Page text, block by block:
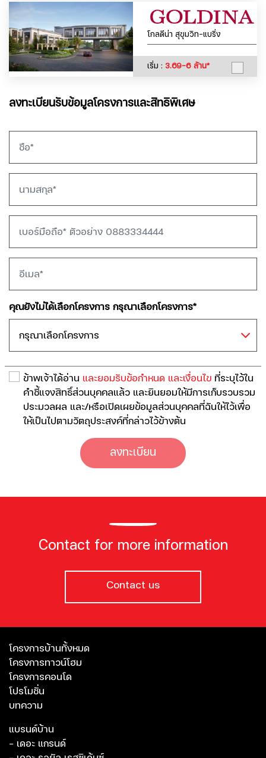
โกลดีน่า สุขุมวิท-แบริ่ง
เริ่ม : 3.69-6 ล้าน*
ลงทะเบียนรับข้อมูลโครงการและสิทธิพิเศษ
คุณยังไม่ได้เลือกโครงการ กรุณาเลือกโครงการ*
กรุณาเลือกโครงการ
ข้าพเจ้าได้อ่าน และยอมรับข้อกำหนด และเงื่อนไข ที่ระบุไว้ใน
คำชี้แจงสิทธิ์ส่วนบุคคลแล้ว และยินยอมให้มีการเก็บรวบรวม
ประมวลผล และ/หรือเปิดเผยข้อมูลส่วนบุคคลที่ฉันให้ไว้เพื่อ
ให้เป็นไปตามวัตถุประสงค์ที่กล่าวไว้ข้างต้น
ลงทะเบียน
Contact for more information
Contact us
โครงการบ้านทั้งหมด
โครงการทาวน์โฮม
โครงการคอนโด
โปรโมชั่น
บทความ
แบรนด์บ้าน
- เดอะ แกรนด์